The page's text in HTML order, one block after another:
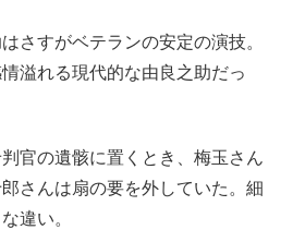
さすがベテランの安定の演技。
溢れる現代的な由良之助だっ
官の遺骸に置くとき、梅玉さん
さんは扇の要を外していた。細
違い。